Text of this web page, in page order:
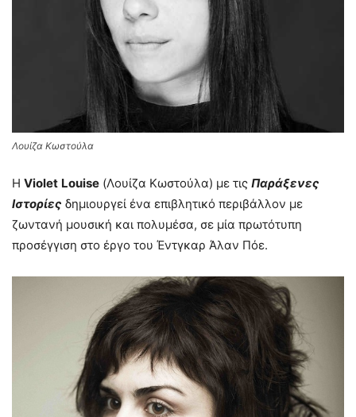
Λουίζα Κωστούλα
Η Violet Louise (Λουίζα Κωστούλα) με τις Παράξενες
Ιστορίες δημιουργεί ένα επιβλητικό περιβάλλον με
ζωντανή μουσική και πολυμέσα, σε μία πρωτότυπη
προσέγγιση στο έργο του Έντγκαρ Άλαν Πόε.